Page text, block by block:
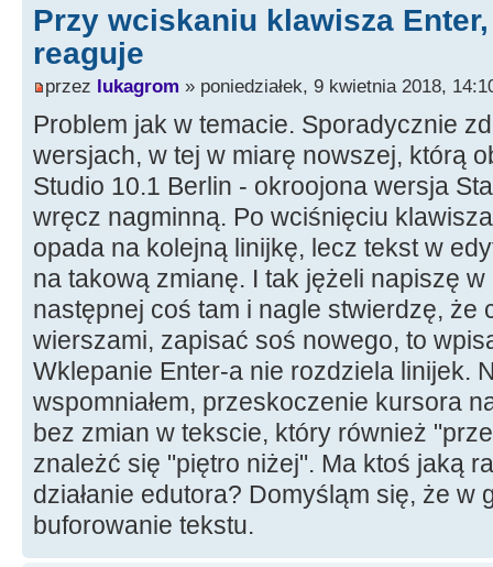
Przy wciskaniu klawisza
reaguje
przez lukagrom » poniedziałek, 9 kwietnia 2018,
Problem jak w temacie. Sporadycznie
wersjach, w tej w miarę nowszej, którą
Studio 10.1 Berlin - okroojona wersja
wręcz nagminną. Po wciśnięciu
opada na kolejną linijkę, lecz tekst w
na takową zmianę. I tak jężeli napiszę
następnej coś tam i nagle stwierdzę, że
wierszami, zapisać soś nowego, to
Wklepanie Enter-a nie rozdziela linijek.
wspomniałem, przeskoczenie kursora
bez zmian w tekscie, który również
znależć się "piętro niżej". Ma ktoś jaką
działanie edutora? Domyśląm się, że w
buforowanie tekstu.